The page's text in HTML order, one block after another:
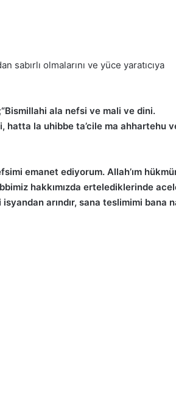
sabırlı olmalarını ve yüce yaratıcıya
“Bismillahi ala nefsi ve mali ve dini.
la uhibbe ta’cile ma ahhartehu
emanet ediyorum. Allah’ım
hakkımızda ertelediklerinde
arındır, sana teslimimi bana